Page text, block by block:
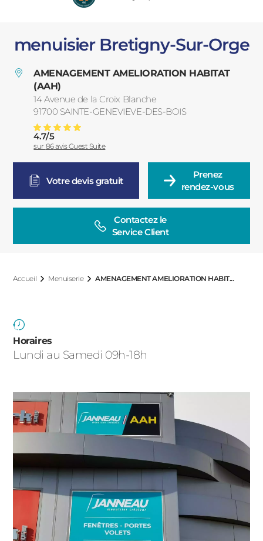
menuisier Bretigny-Sur-Orge
AMENAGEMENT AMELIORATION HABITAT
(AAH)
14 Avenue de la Croix Blanche
91700 SAINTE-GENEVIEVE-DES-BOIS
France
Menuiserie Sainte-Genevieve-Des-Bois
Note moyenne :
4.7/5
sur 86avis Guest Suite
Votre devis gratuit
Prenez
rendez-vous
Contactez le
Service Client
Accueil Menuiserie AMENAGEMENT AMELIORATION HABIT...
Horaires
Lundi au Samedi 09h-18h
PVC
ALUMINIUM
CARPORTS
CLÔTURES